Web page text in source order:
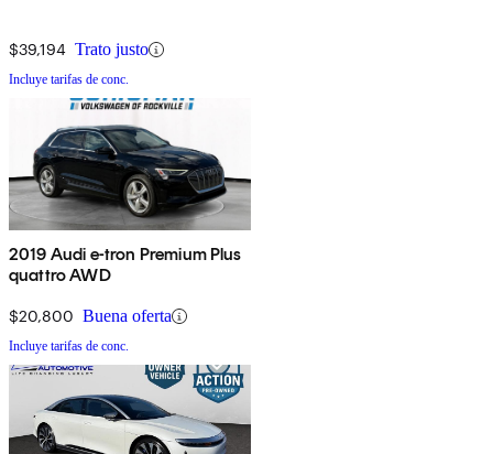
$39,194 Trato justo
Incluye tarifas de conc.
2019 Audi e-tron Premium Plus
quattro AWD
$20,800 Buena oferta
Incluye tarifas de conc.